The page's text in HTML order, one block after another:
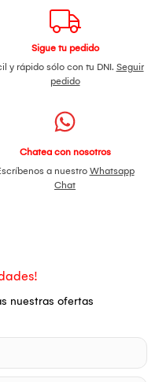
Sigue tu pedido
y rápido sólo con tu DNI. Seguir
pedido
Chatea con nosotros
a nuestro Whatsapp
Chat
nuestras ofertas